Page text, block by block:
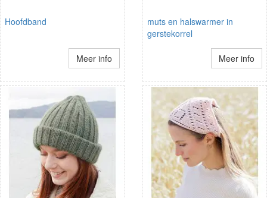
Hoofdband
Meer info
muts en halswarmer in
gerstekorrel
Meer info